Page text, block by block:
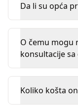
Da li su opća
O čemu mogu
konsultacije sa
Koliko košta